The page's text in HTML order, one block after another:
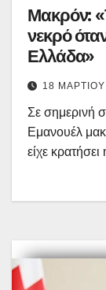
Μακρόν:
νεκρό
Ελλάδα»
18 ΜΑΡΤΊΟΥ
Σε σημερινή
Εμανουέλ
είχε